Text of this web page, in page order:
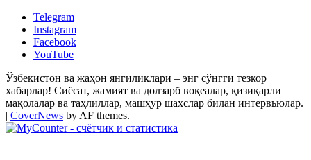
Telegram
Instagram
Facebook
YouTube
Ўзбекистон ва жаҳон янгиликлари – энг сўнгги тезкор
хабарлар! Сиёсат, жамият ва долзарб воқеалар, қизиқарли
мақолалар ва таҳлиллар, машҳур шахслар билан интервьюлар.
| CoverNews by AF themes.